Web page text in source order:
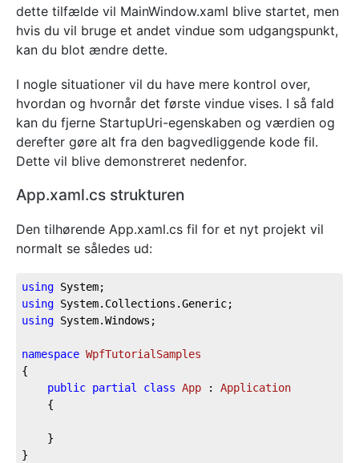
dette tilfælde vil MainWindow.xaml blive startet, men
hvis du vil bruge et andet vindue som udgangspunkt,
kan du blot ændre dette.
I nogle situationer vil du have mere kontrol over,
hvordan og hvornår det første vindue vises. I så fald
kan du fjerne StartupUri-egenskaben og værdien og
derefter gøre alt fra den bagvedliggende kode fil.
Dette vil blive demonstreret nedenfor.
App.xaml.cs strukturen
Den tilhørende App.xaml.cs fil for et nyt projekt vil
normalt se således ud:
using
using
using System.Windows;
namespace WpfTutorialSamples
{
public partial class App : Application
}